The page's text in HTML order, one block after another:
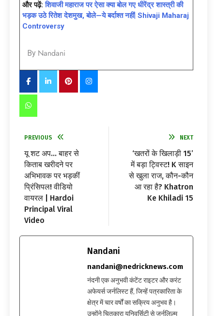
और पढ़ें:शिवाजी महाराज पर ऐसा क्या बोल गए धीरेंद्र शास्त्री की
भड़क उठे रितेश देशमुख, बोले—ये बर्दाश्त नहीं| Shivaji Maharaj
Controversy
By Nandani
PREVIOUS
यू शट अप… बाहर से
किताब खरीदने पर
अभिभावक पर भड़कीं
प्रिंसिपल! वीडियो
वायरल | Hardoi
Principal Viral
Video
NEXT
‘खतरों के खिलाड़ी 15’
में बड़ा ट्विस्ट! K साइन
से खुला राज, कौन-कौन
आ रहा है? Khatron
Ke Khiladi 15
Nandani
nandani@nedricknews.com
नंदनी एक अनुभवी कंटेंट राइटर और करंट
अफेयर्स जर्नलिस्ट हैं, जिन्हें पत्रकारिता के
क्षेत्र में चार वर्षों का सक्रिय अनुभव है।
उन्होंने चितकारा यूनिवर्सिटी से जर्नलिज़्म